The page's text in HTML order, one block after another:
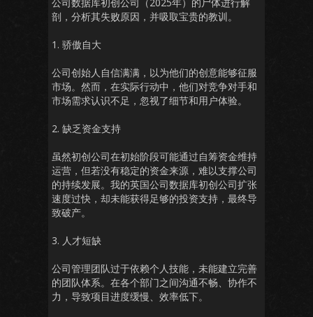
剖，分析其失败原因，并吸取宝贵的教训。
1. 骄傲自大
公司创始人自信满满，以为他们的创意能够征服
市场。然而，在实际行动中，他们对竞争对手和
市场需求认识不足，忽视了细节和用户体验。
2. 缺乏资金支持
虽然初创公司在初始阶段可能通过自筹资金维持
运营，但若没有稳定的资金来源，难以支撑公司
的持续发展。我的英国公司数据库初创公司扩张
速度过快，却未能获得足够的投资支持，最终导
致破产。
3. 人才短缺
公司管理团队过于依赖个人技能，未能建立完善
的团队体系。在各个部门之间沟通不畅、协作不
力，导致项目进度缓慢、效率低下。